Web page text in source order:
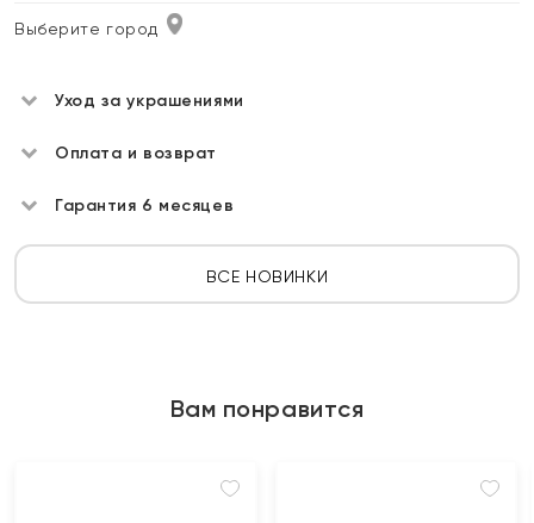
Выберите город
Уход за украшениями
Оплата и возврат
Гарантия 6 месяцев
ВСЕ НОВИНКИ
Вам понравится